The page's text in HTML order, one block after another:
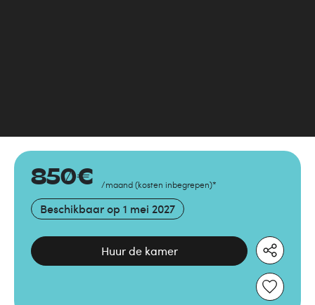
850€ /maand (kosten inbegrepen)*
Beschikbaar op 1 mei 2027
Huur de kamer